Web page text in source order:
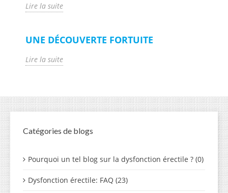
Lire la suite
UNE DÉCOUVERTE FORTUITE
Lire la suite
Catégories de blogs
Pourquoi un tel blog sur la dysfonction érectile ? (0)
Dysfonction érectile: FAQ (23)